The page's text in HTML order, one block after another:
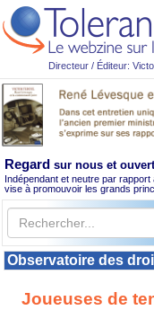
Directeur / Éditeur:
Regard sur nous et
Indépendant et neutre par
vise à promouvoir les grands
Observatoire des
Joueuses de